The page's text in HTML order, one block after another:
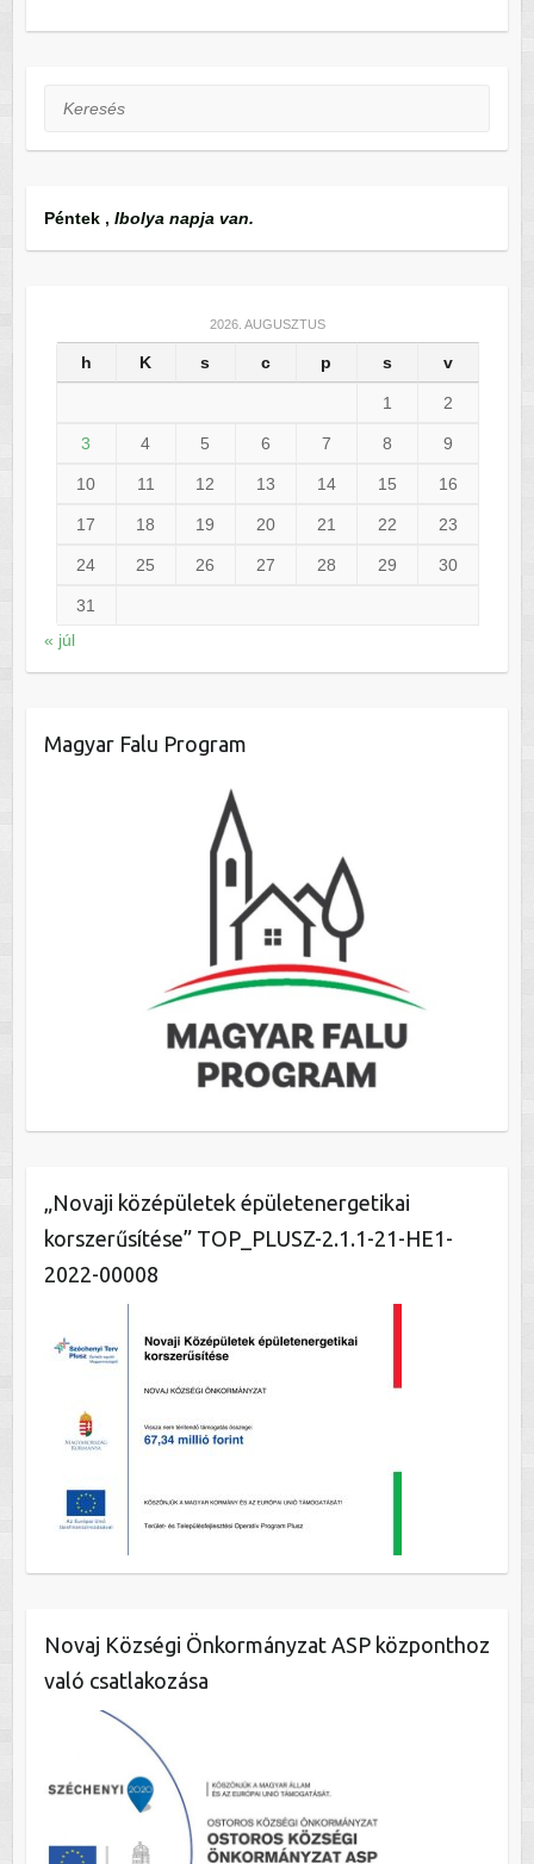
Keresés
Péntek , Ibolya napja van.
2026. AUGUSZTUS
h K s c p s v
1 2
3 4 5 6 7 8 9
10 11 12 13 14 15 16
17 18 19 20 21 22 23
24 25 26 27 28 29 30
31
« júl
Magyar Falu Program
„Novaji középületek épületenergetikai
korszerűsítése” TOP_PLUSZ-2.1.1-21-HE1-
2022-00008
Novaj Községi Önkormányzat ASP központhoz
való csatlakozása